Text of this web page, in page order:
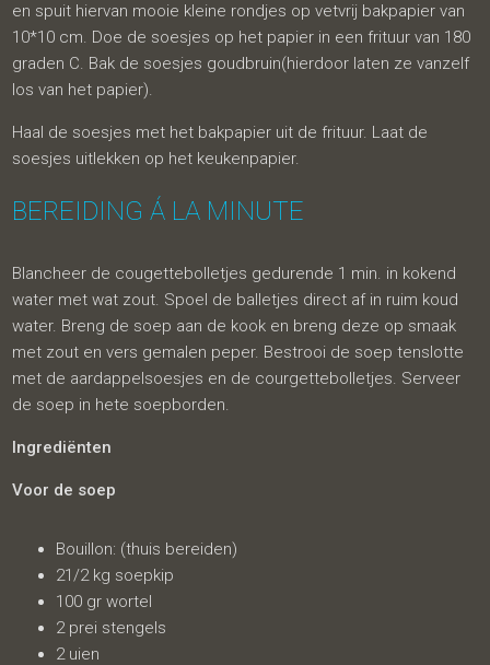
en spuit hiervan mooie kleine rondjes op vetvrij bakpapier van
10*10 cm. Doe de soesjes op het papier in een frituur van 180
graden C. Bak de soesjes goudbruin(hierdoor laten ze vanzelf
los van het papier).
Haal de soesjes met het bakpapier uit de frituur. Laat de
soesjes uitlekken op het keukenpapier.
BEREIDING Á LA MINUTE
Blancheer de cougettebolletjes gedurende 1 min. in kokend
water met wat zout. Spoel de balletjes direct af in ruim koud
water. Breng de soep aan de kook en breng deze op smaak
met zout en vers gemalen peper. Bestrooi de soep tenslotte
met de aardappelsoesjes en de courgettebolletjes. Serveer
de soep in hete soepborden.
Ingrediënten
Voor de soep
Bouillon: (thuis bereiden)
21/2 kg soepkip
100 gr wortel
2 prei stengels
2 uien